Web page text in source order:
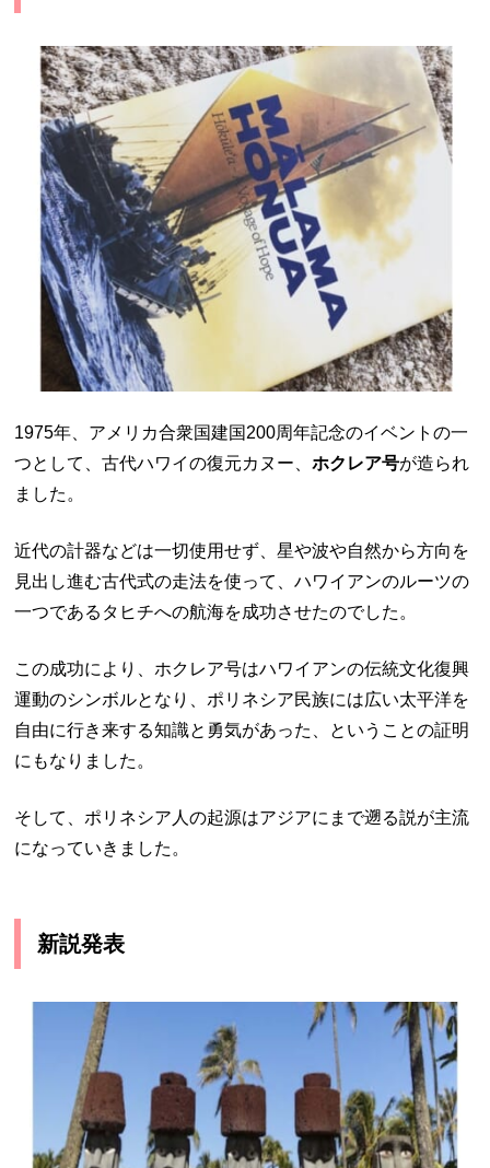
1975年、アメリカ合衆国建国200周年記念のイベントの一
つとして、古代ハワイの復元カヌー、ホクレア号が造られ
ました。
近代の計器などは一切使用せず、星や波や自然から方向を
見出し進む古代式の走法を使って、ハワイアンのルーツの
一つであるタヒチへの航海を成功させたのでした。
この成功により、ホクレア号はハワイアンの伝統文化復興
運動のシンボルとなり、ポリネシア民族には広い太平洋を
自由に行き来する知識と勇気があった、ということの証明
にもなりました。
そして、ポリネシア人の起源はアジアにまで遡る説が主流
になっていきました。
新説発表